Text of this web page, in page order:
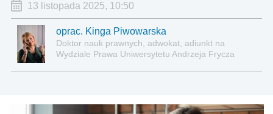
13 listopada 2025, 10:50
oprac. Kinga Piwowarska
Doktor nauk prawnych, adwokat, adiunkt na
Wydziale Prawa Uniwersytetu Andrzeja Frycza
administracyjnoprawnych aspektach związanych z